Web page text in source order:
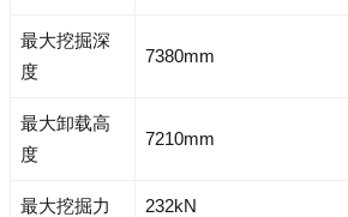
最大挖掘深
度
7380mm
最大卸载高
度
7210mm
最大挖掘力 232kN